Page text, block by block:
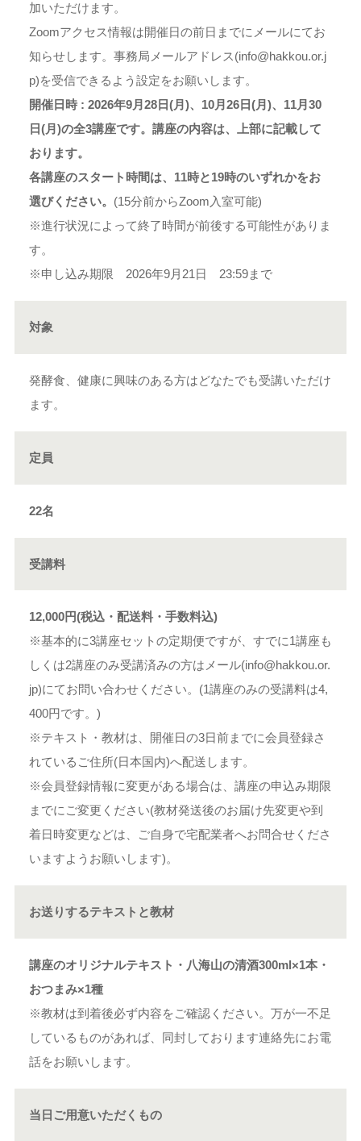
加いただけます。
Zoomアクセス情報は開催日の前日までにメールにてお
知らせします。事務局メールアドレス(info@hakkou.or.j
p)を受信できるよう設定をお願いします。
開催日時 : 2026年9月28日(月)、10月26日(月)、11月30
日(月)の全3講座です。講座の内容は、上部に記載して
おります。
各講座のスタート時間は、11時と19時のいずれかをお
選びください。 (15分前からZoom入室可能)
※進行状況によって終了時間が前後する可能性がありま
す。
※申し込み期限 2026年9月21日 23:59まで
対象
発酵食、健康に興味のある方はどなたでも受講いただけ
ます。
定員
22名
受講料
12,000円(税込・配送料・手数料込)
※基本的に3講座セットの定期便ですが、すでに1講座も
しくは2講座のみ受講済みの方はメール(info@hakkou.or.
jp)にてお問い合わせください。(1講座のみの受講料は4,
400円です。)
※テキスト・教材は、開催日の3日前までに会員登録さ
れているご住所(日本国内)へ配送します。
※会員登録情報に変更がある場合は、講座の申込み期限
までにご変更ください(教材発送後のお届け先変更や到
着日時変更などは、ご自身で宅配業者へお問合せくださ
いますようお願いします)。
お送りするテキストと教材
講座のオリジナルテキスト・八海山の清酒300ml×1本・
おつまみ×1種
※教材は到着後必ず内容をご確認ください。万が一不足
しているものがあれば、同封しております連絡先にお電
話をお願いします。
当日ご用意いただくもの